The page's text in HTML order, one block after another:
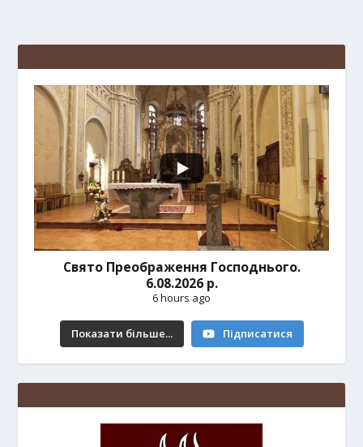
Свято Преображення Господнього.
6.08.2026 р.
6 hours ago
Показати більше... Підписатися